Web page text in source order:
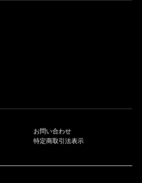
お問い合わせ
特定商取引法表示